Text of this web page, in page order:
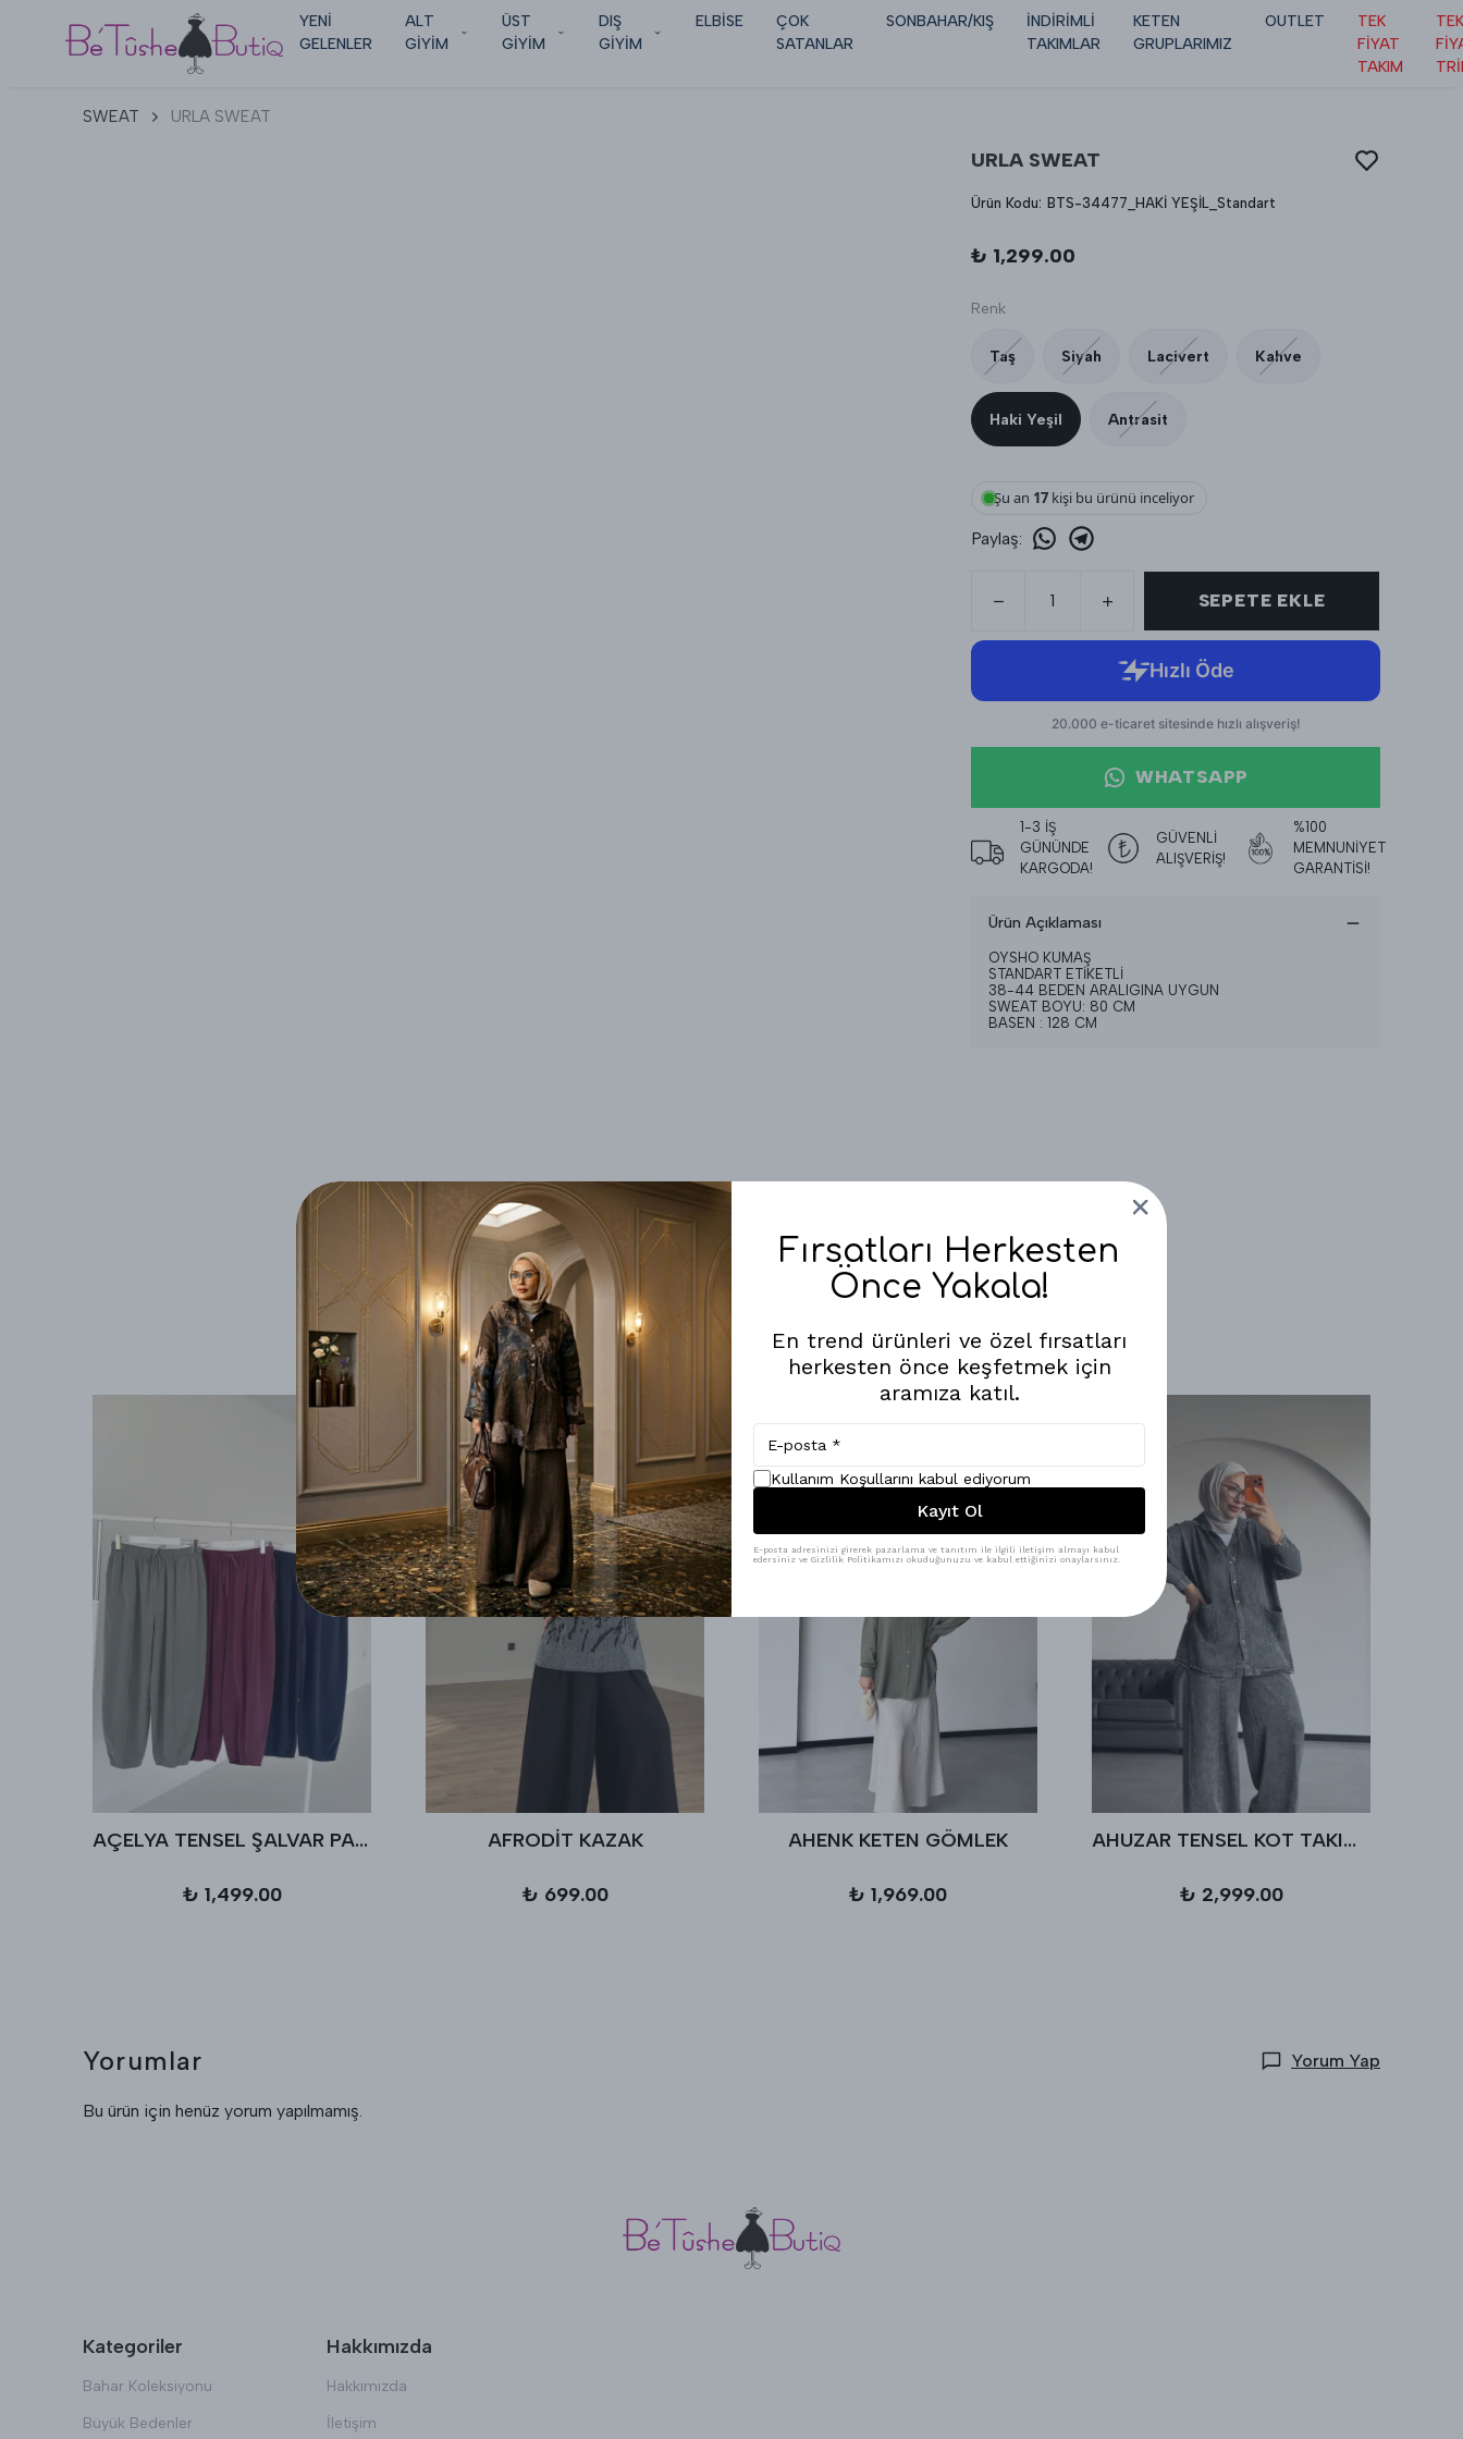
YENİ
GELENLER
ALT
GİYİM
ÜST
GİYİM
DIŞ
GİYİM
ELBİSE
ÇOK
SATANLAR
SONBAHAR/KIŞ
İNDİRİMLİ
TAKIMLAR
KETEN
GRUPLARIMIZ
OUTLET
TEK
FİYAT
TAKIM
TEK
SWEAT URLA SWEAT
URLA SWEAT
Ürün Kodu: BTS-34477_HAKİ YEŞİL_Standart
₺ 1,299.00
Renk
Taş Siyah Lacivert Kahve
Haki Yeşil Antrasit
Şu an 17kişi bu ürünü inceliyor
Paylaş:
SEPETE EKLE
WHATSAPP
1-3 İŞ
GÜNÜNDE
KARGODA!
GÜVENLİ
ALIŞVERİŞ!
%100
MEMNUNİYET
GARANTİSİ!
Ürün Açıklaması
OYSHO KUMAŞ
STANDART ETİKETLİ
38-44 BEDEN ARALIGINA UYGUN
SWEAT BOYU: 80 CM
BASEN : 128 CM
Benzer Ürünler
AÇELYA TENSEL ŞALVAR PANTALON
₺ 1,499.00
AFRODİT KAZAK
₺ 699.00
AHENK KETEN GÖMLEK
₺ 1,969.00
AHUZAR TENSEL KOT TAKIM - Antrasit
₺ 2,999.00
Yorumlar Yorum Yap
Bu ürün için henüz yorum yapılmamış.
Kategoriler
Bahar Koleksiyonu
Büyük Bedenler
Hakkımızda
Hakkımızda
İletişim
Fırsatları Herkesten
Önce Yakala!
En trend ürünleri ve özel fırsatları
herkesten önce keşfetmek için
aramıza katıl.
Kullanım Koşullarını kabul ediyorum
Kayıt Ol
E-posta adresinizi girerek pazarlama ve tanıtım ile ilgili iletişim almayı kabul
edersiniz ve Gizlilik Politikamızı okuduğunuzu ve kabul ettiğinizi onaylarsınız.